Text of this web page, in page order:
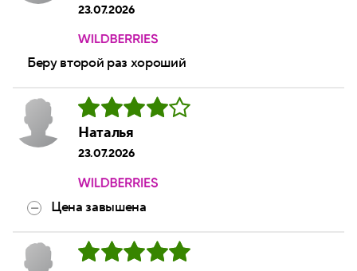
23.07.2026
Беру второй раз хороший
Наталья
23.07.2026
Цена завышена